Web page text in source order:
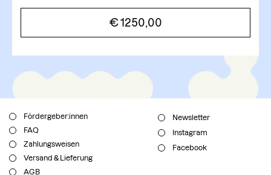
€1250,00
Fördergeber:innen
FAQ
Zahlungsweisen
Versand & Lieferung
AGB
Newsletter
Instagram
Facebook